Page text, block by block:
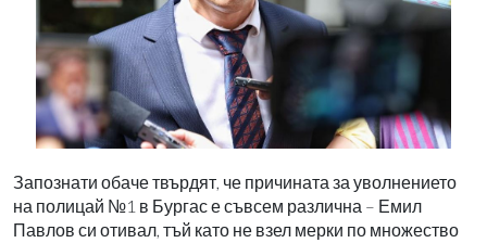
Запознати обаче твърдят, че причината за уволнението
на полицай №1 в Бургас е съвсем различна – Емил
Павлов си отивал, тъй като не взел мерки по множество